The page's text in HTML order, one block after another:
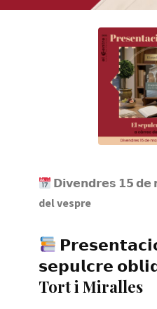
𝗗𝗶𝘃𝗲𝗻𝗱𝗿𝗲𝘀 𝟭𝟱 𝗱𝗲
del vespre
𝘀𝗲𝗽𝘂𝗹𝗰𝗿𝗲
Tort i Miralles